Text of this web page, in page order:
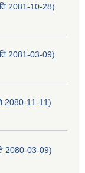
2081-10-28)
2081-03-09)
2080-11-11)
2080-03-09)